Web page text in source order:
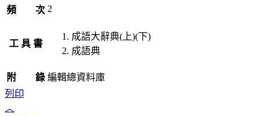
頻 次 2
工 具 書
成語大辭典(上)(下)
成語典
附 錄 編輯總資料庫
列印
︿